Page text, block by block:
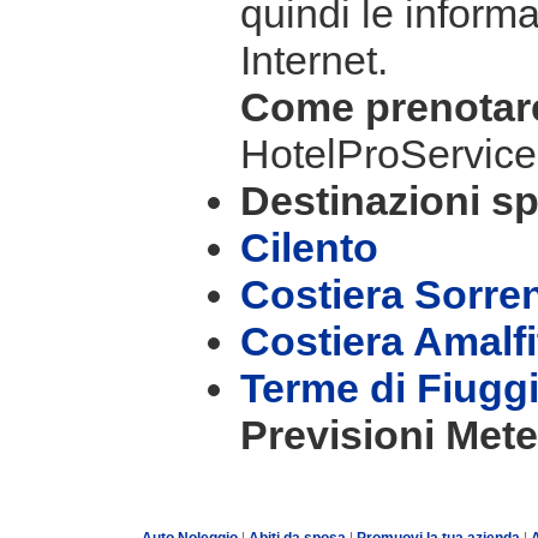
quindi le
Internet.
Come
Destinazioni
Cilento
Costiera
Costiera
Terme di Fiuggi
Previsioni